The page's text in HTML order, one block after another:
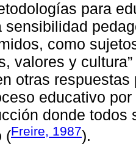
para
sensibilidad
como
valores y
otras
educativo
donde todos
(Freire, 1987).